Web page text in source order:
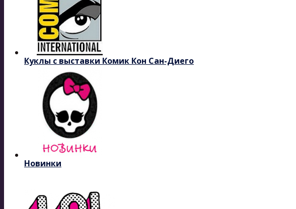
Куклы с выставки Комик Кон Сан-Диего
Новинки